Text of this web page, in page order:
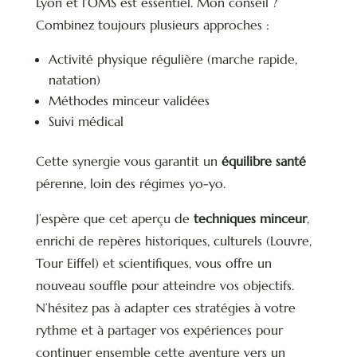
Combinez toujours plusieurs approches :
Activité physique régulière (marche rapide,
natation)
Méthodes minceur validées
Suivi médical
Cette synergie vous garantit un équilibre santé
pérenne, loin des régimes yo-yo.
J’espère que cet aperçu de techniques minceur,
enrichi de repères historiques, culturels (Louvre,
Tour Eiffel) et scientifiques, vous offre un
nouveau souffle pour atteindre vos objectifs.
N’hésitez pas à adapter ces stratégies à votre
rythme et à partager vos expériences pour
continuer ensemble cette aventure vers un